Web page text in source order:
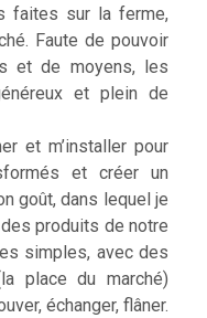
faites sur la ferme,
Faute de pouvoir
et de moyens, les
et plein de
et m’installer pour
et créer un
goût, dans lequel je
produits de notre
simples, avec des
place du marché)
échanger, flâner.